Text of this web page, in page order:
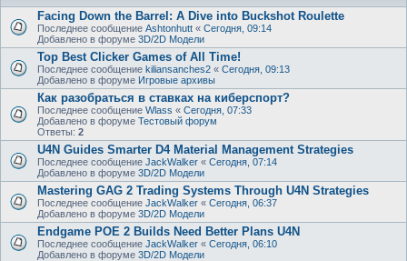
Facing Down the Barrel: A Dive into Buckshot Roulette
Последнее сообщение Ashtonhutt « Сегодня, 09:14
Добавлено в форуме 3D/2D Модели
Top Best Clicker Games of All Time!
Последнее сообщение kiliansanches2 « Сегодня, 09:13
Добавлено в форуме Игровые архивы
Как разобраться в ставках на киберспорт?
Последнее сообщение Wlass « Сегодня, 07:33
Добавлено в форуме Тестовый форум
Ответы: 2
U4N Guides Smarter D4 Material Management Strategies
Последнее сообщение JackWalker « Сегодня, 07:14
Добавлено в форуме 3D/2D Модели
Mastering GAG 2 Trading Systems Through U4N Strategies
Последнее сообщение JackWalker « Сегодня, 06:37
Добавлено в форуме 3D/2D Модели
Endgame POE 2 Builds Need Better Plans U4N
Последнее сообщение JackWalker « Сегодня, 06:10
Добавлено в форуме 3D/2D Модели